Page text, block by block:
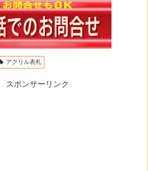
アクリル表札
スポンサーリンク